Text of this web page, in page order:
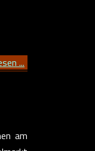
...
am